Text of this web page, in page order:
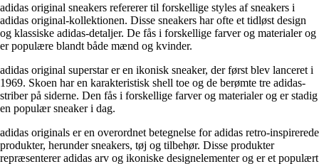
adidas original sneakers refererer til forskellige styles af sneakers i
adidas original-kollektionen. Disse sneakers har ofte et tidløst design
og klassiske adidas-detaljer. De fås i forskellige farver og materialer og
er populære blandt både mænd og kvinder.
adidas original superstar er en ikonisk sneaker, der først blev lanceret i
1969. Skoen har en karakteristisk shell toe og de berømte tre adidas-
striber på siderne. Den fås i forskellige farver og materialer og er stadig
en populær sneaker i dag.
adidas originals er en overordnet betegnelse for adidas retro-inspirerede
produkter, herunder sneakers, tøj og tilbehør. Disse produkter
repræsenterer adidas arv og ikoniske designelementer og er et populært